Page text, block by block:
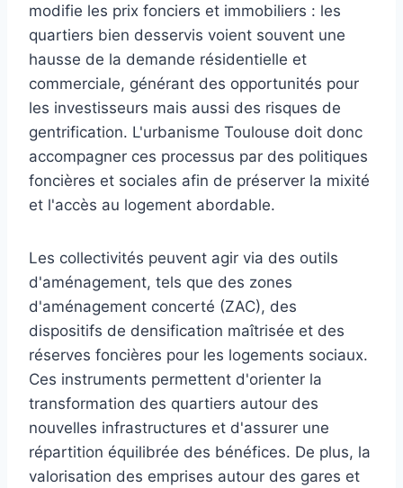
modifie les prix fonciers et immobiliers : les
quartiers bien desservis voient souvent une
hausse de la demande résidentielle et
commerciale, générant des opportunités pour
les investisseurs mais aussi des risques de
gentrification. L'urbanisme Toulouse doit donc
accompagner ces processus par des politiques
foncières et sociales afin de préserver la mixité
et l'accès au logement abordable.
Les collectivités peuvent agir via des outils
d'aménagement, tels que des zones
d'aménagement concerté (ZAC), des
dispositifs de densification maîtrisée et des
réserves foncières pour les logements sociaux.
Ces instruments permettent d'orienter la
transformation des quartiers autour des
nouvelles infrastructures et d'assurer une
répartition équilibrée des bénéfices. De plus, la
valorisation des emprises autour des gares et